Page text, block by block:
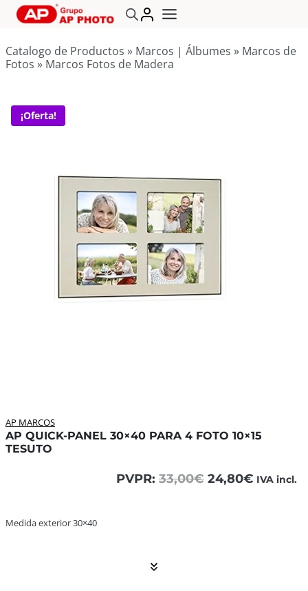
Saltar
Catalogo de Productos » Marcos | Álbumes » Marcos de
Fotos » Marcos Fotos de Madera
¡Oferta!
AP MARCOS
AP QUICK-PANEL 30×40 PARA 4 FOTO 10×15
TESUTO
PVPR: 33,00€ El
24,80€ El
IVA incl.
Medida exterior 30×40 ... El contenido continúa. Activar
Medida exterior 30×40